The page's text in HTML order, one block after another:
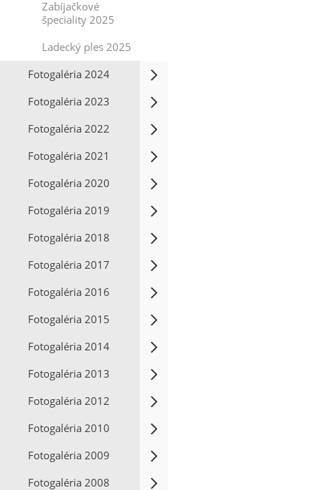
Zabíjačkové
špeciality 2025
Ladecký ples 2025
Fotogaléria 2024
Fotogaléria 2023
Fotogaléria 2022
Fotogaléria 2021
Fotogaléria 2020
Fotogaléria 2019
Fotogaléria 2018
Fotogaléria 2017
Fotogaléria 2016
Fotogaléria 2015
Fotogaléria 2014
Fotogaléria 2013
Fotogaléria 2012
Fotogaléria 2010
Fotogaléria 2009
Fotogaléria 2008